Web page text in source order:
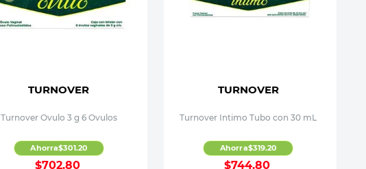
TURNOVER
Turnover Ovulo 3 g 6 Ovulos
$702.80
Ahorra$301.20
TURNOVER
Turnover Intimo Tubo con 30 mL
$744.80
Ahorra$319.20